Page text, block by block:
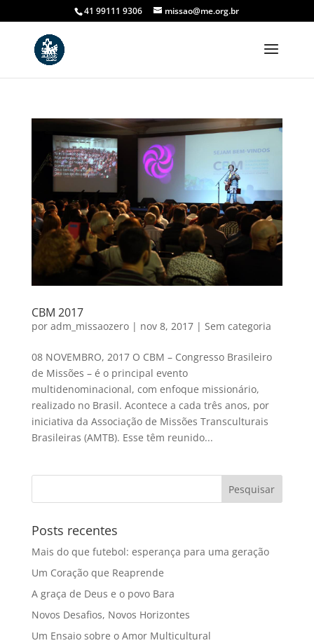
41 99111 9306 missao@me.org.br
CBM 2017
por adm_missaozero| nov 8, 2017| Sem categoria
08 NOVEMBRO, 2017 O CBM – Congresso Brasileiro
de Missões – é o principal evento
multidenominacional, com enfoque missionário,
realizado no Brasil. Acontece a cada três anos, por
iniciativa da Associação de Missões Transculturais
Brasileiras (AMTB). Esse têm reunido...
Posts recentes
Mais do que futebol: esperança para uma geração
Um Coração que Reaprende
A graça de Deus e o povo Bara
Novos Desafios, Novos Horizontes
Um Ensaio sobre o Amor Multicultural